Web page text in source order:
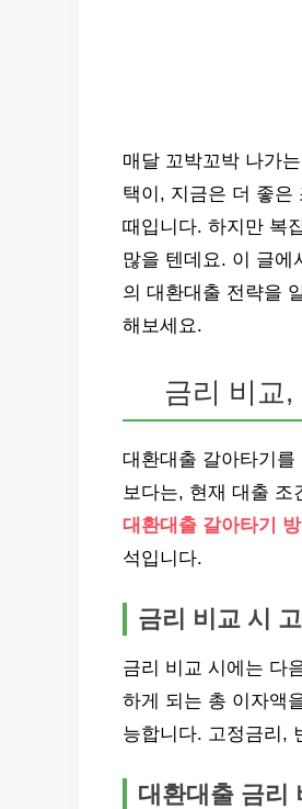
매달 꼬박꼬박 나가
택이, 지금은 더 좋은
때입니다. 하지만 복
많을 텐데요. 이 글에
의 대환대출 전략을
해보세요.
금리 비교
대환대출 갈아타기
보다는, 현재 대출 조
대환대출 갈아타기
석입니다.
금리 비교 시
금리 비교 시에는 다
하게 되는 총 이자액
능합니다. 고정금리,
대환대출 금리